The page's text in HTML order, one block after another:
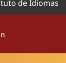
de Idiomas